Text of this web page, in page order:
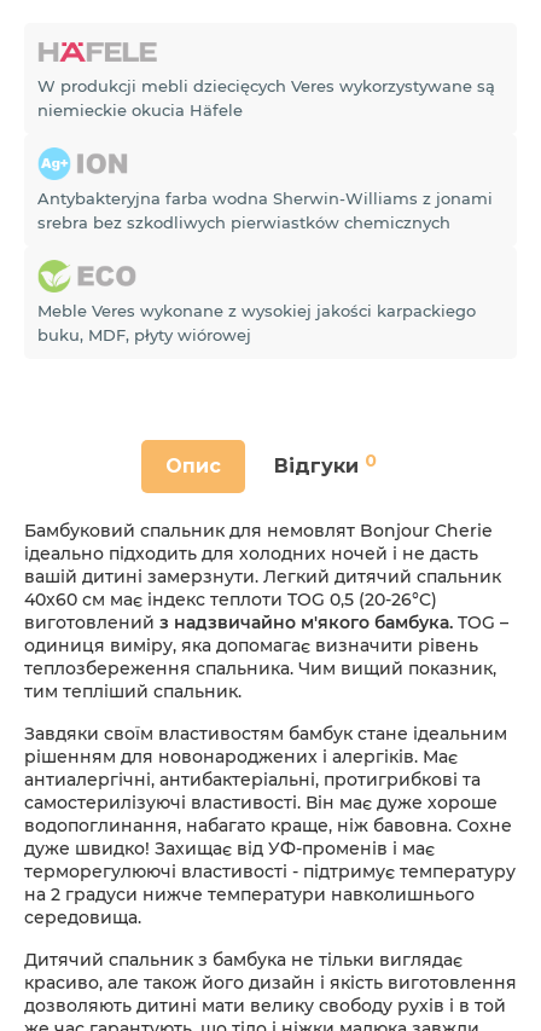
W produkcji mebli dziecięcych Veres wykorzystywane są
niemieckie okucia Häfele
Antybakteryjna farba wodna Sherwin-Williams z jonami
srebra bez szkodliwych pierwiastków chemicznych
Meble Veres wykonane z wysokiej jakości karpackiego
buku, MDF, płyty wiórowej
Опис Відгуки 0
Бамбуковий спальник для немовлят Bonjour Cherie
ідеально підходить для холодних ночей і не дасть
вашій дитині замерзнути. Легкий дитячий спальник
40x60 см має індекс теплоти TOG 0,5 (20-26°C)
виготовлений з надзвичайно м'якого бамбука. TOG –
одиниця виміру, яка допомагає визначити рівень
теплозбереження спальника. Чим вищий показник,
тим тепліший спальник.
Завдяки своїм властивостям бамбук стане ідеальним
рішенням для новонароджених і алергіків. Має
антиалергічні, антибактеріальні, протигрибкові та
самостерилізуючі властивості. Він має дуже хороше
водопоглинання, набагато краще, ніж бавовна. Сохне
дуже швидко! Захищає від УФ-променів і має
терморегулюючі властивості - підтримує температуру
на 2 градуси нижче температури навколишнього
середовища.
Дитячий спальник з бамбука не тільки виглядає
красиво, але також його дизайн і якість виготовлення
дозволяють дитині мати велику свободу рухів і в той